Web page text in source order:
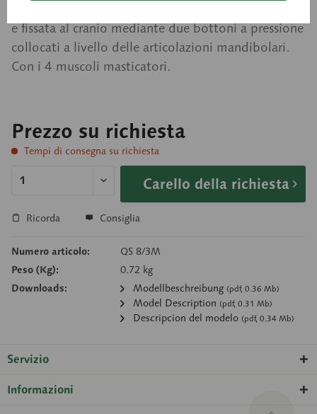
e fissata al cranio mediante due bottoni a pressione
collocati a livello delle articolazioni mandibolari.
Con i 4 muscoli masticatori.
Prezzo su richiesta
Tempi di consegna su richiesta
Carello della richiesta
Ricorda Consiglia
Numero articolo:
QS 8/3M
Peso (Kg):
0.72 kg
Downloads:
Modellbeschreibung (pdf, 0.36 Mb)
Model Description (pdf, 0.31 Mb)
Descripcion del modelo (pdf, 0.34 Mb)
Servizio
Informazioni